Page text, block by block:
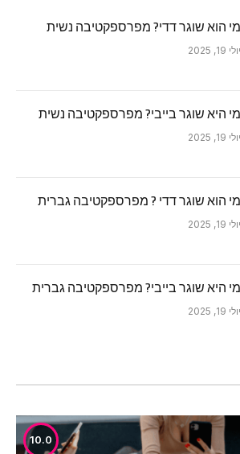
מי הוא שוגר דדי? מפרספקטיבה נשית
יולי 19, 2025
מי היא שוגר בייבי? מפרספקטיבה נשית
יולי 19, 2025
מי הוא שוגר דדי ? מפרספקטיבה גברית
יולי 19, 2025
מי היא שוגר בייבי? מפרספקטיבה גברית
יולי 19, 2025
10.0